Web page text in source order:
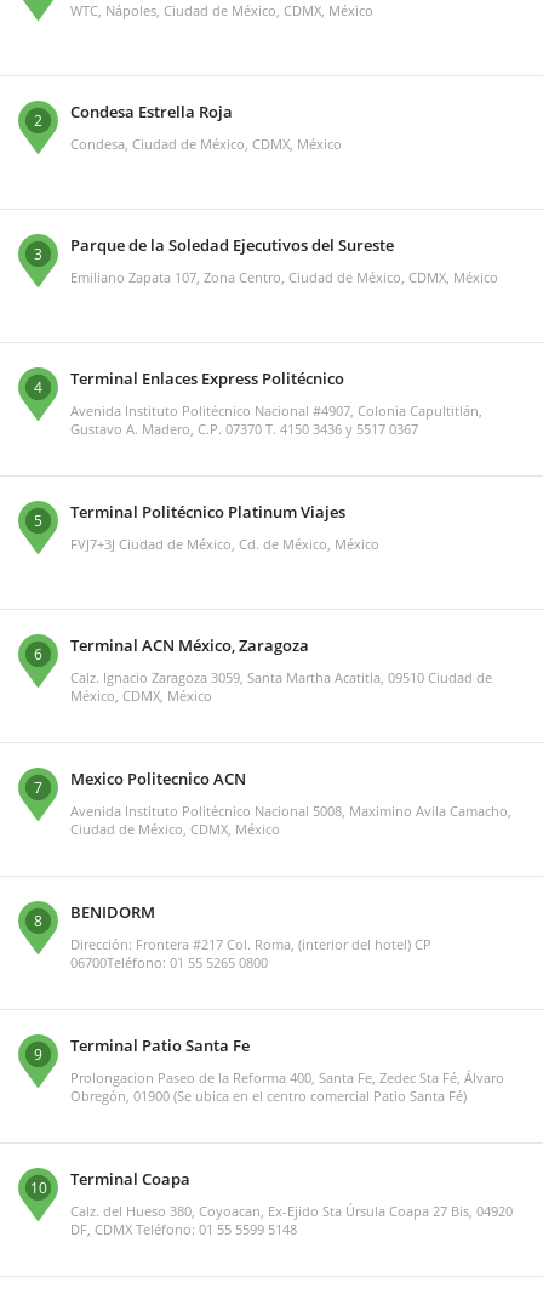
WTC, Nápoles, Ciudad de México, CDMX, México
2 Condesa Estrella Roja
Condesa, Ciudad de México, CDMX, México
3 Parque de la Soledad Ejecutivos del Sureste
Emiliano Zapata 107, Zona Centro, Ciudad de México, CDMX, México
4 Terminal Enlaces Express Politécnico
Avenida Instituto Politécnico Nacional #4907, Colonia Capultitlán,
Gustavo A. Madero, C.P. 07370 T. 4150 3436 y 5517 0367
5 Terminal Politécnico Platinum Viajes
FVJ7+3J Ciudad de México, Cd. de México, México
6 Terminal ACN México, Zaragoza
Calz. Ignacio Zaragoza 3059, Santa Martha Acatitla, 09510 Ciudad de
México, CDMX, México
7 Mexico Politecnico ACN
Avenida Instituto Politécnico Nacional 5008, Maximino Avila Camacho,
Ciudad de México, CDMX, México
8 BENIDORM
Dirección: Frontera #217 Col. Roma, (interior del hotel) CP
06700Teléfono: 01 55 5265 0800
9 Terminal Patio Santa Fe
Prolongacion Paseo de la Reforma 400, Santa Fe, Zedec Sta Fé, Álvaro
Obregón, 01900 (Se ubica en el centro comercial Patio Santa Fé)
10 Terminal Coapa
Calz. del Hueso 380, Coyoacan, Ex-Ejido Sta Úrsula Coapa 27 Bis, 04920
DF, CDMX Teléfono: 01 55 5599 5148